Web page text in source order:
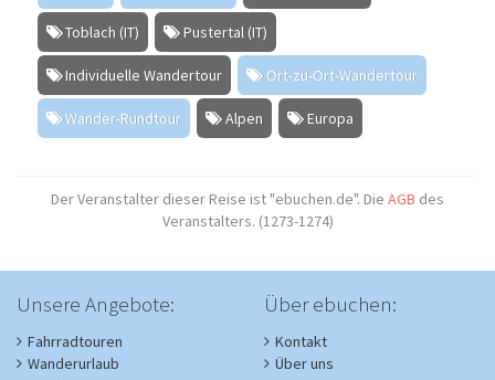
Toblach (IT) Pustertal (IT)
Individuelle Wandertour Ort-zu-Ort-Wandertour
Wander-Rundtour Alpen Europa
Der Veranstalter dieser Reise ist "ebuchen.de". Die AGB des
Veranstalters. (1273-1274)
Unsere Angebote:
Fahrradtouren
Wanderurlaub
Über ebuchen:
Kontakt
Über uns